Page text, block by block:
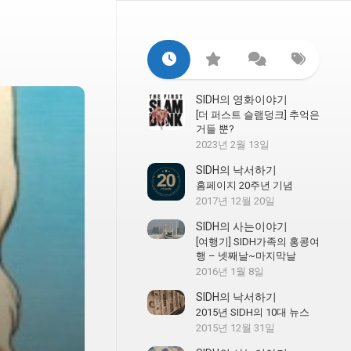
SIDH의 영화이야기
[더 퍼스트 슬램덩크] 추억은
거들 뿐?
2023년 2월 13일
SIDH의 낙서하기
홈페이지 20주년 기념
2017년 12월 20일
SIDH의 사는이야기
[여행기] SIDH가족의 홍콩여
행 – 넷째날~마지막날
2016년 1월 8일
SIDH의 낙서하기
2015년 SIDH의 10대 뉴스
2015년 12월 31일